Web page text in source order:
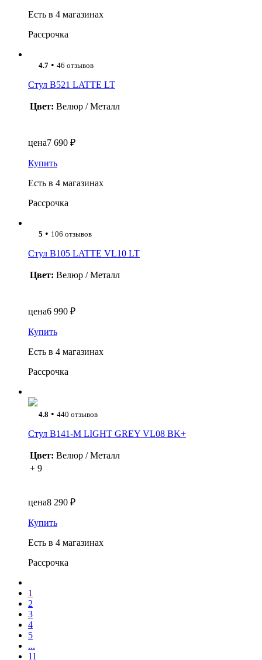
Есть в 4 магазинах
Рассрочка
4.7 • 46 отзывов
Стул B521 LATTE LT
Цвет: Велюр / Металл
цена7 690 ₽
Купить
Есть в 4 магазинах
Рассрочка
5 • 106 отзывов
Стул B105 LATTE VL10 LT
Цвет: Велюр / Металл
цена6 990 ₽
Купить
Есть в 4 магазинах
Рассрочка
4.8 • 440 отзывов
Стул B141-M LIGHT GREY VL08 BK+
Цвет: Велюр / Металл
+ 9
цена8 290 ₽
Купить
Есть в 4 магазинах
Рассрочка
1
2
3
4
5
...
11